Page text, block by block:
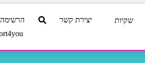
שקיות יצירת קשר